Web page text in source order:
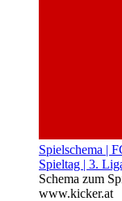
Spielschema |
Spieltag | 3.
Schema zum
www.kicker.at